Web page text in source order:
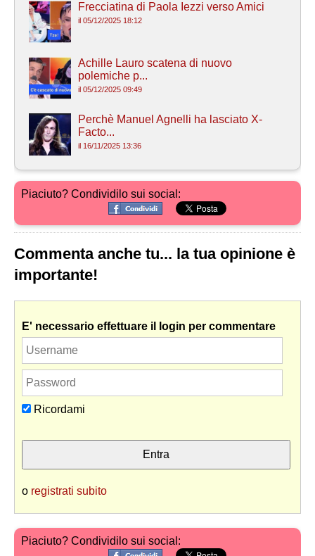
Frecciatina di Paola Iezzi verso Amici
il 05/12/2025 18:12
Achille Lauro scatena di nuovo
polemiche p...
il 05/12/2025 09:49
Perchè Manuel Agnelli ha lasciato X-
Facto...
il 16/11/2025 13:36
Piaciuto? Condividilo sui social:
Commenta anche tu... la tua opinione è
importante!
E' necessario effettuare il login per commentare
Ricordami
o registrati subito
Piaciuto? Condividilo sui social: